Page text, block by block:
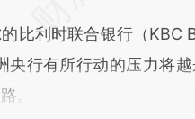
利时联合银行（KBC
央行有所行动的压力将
。